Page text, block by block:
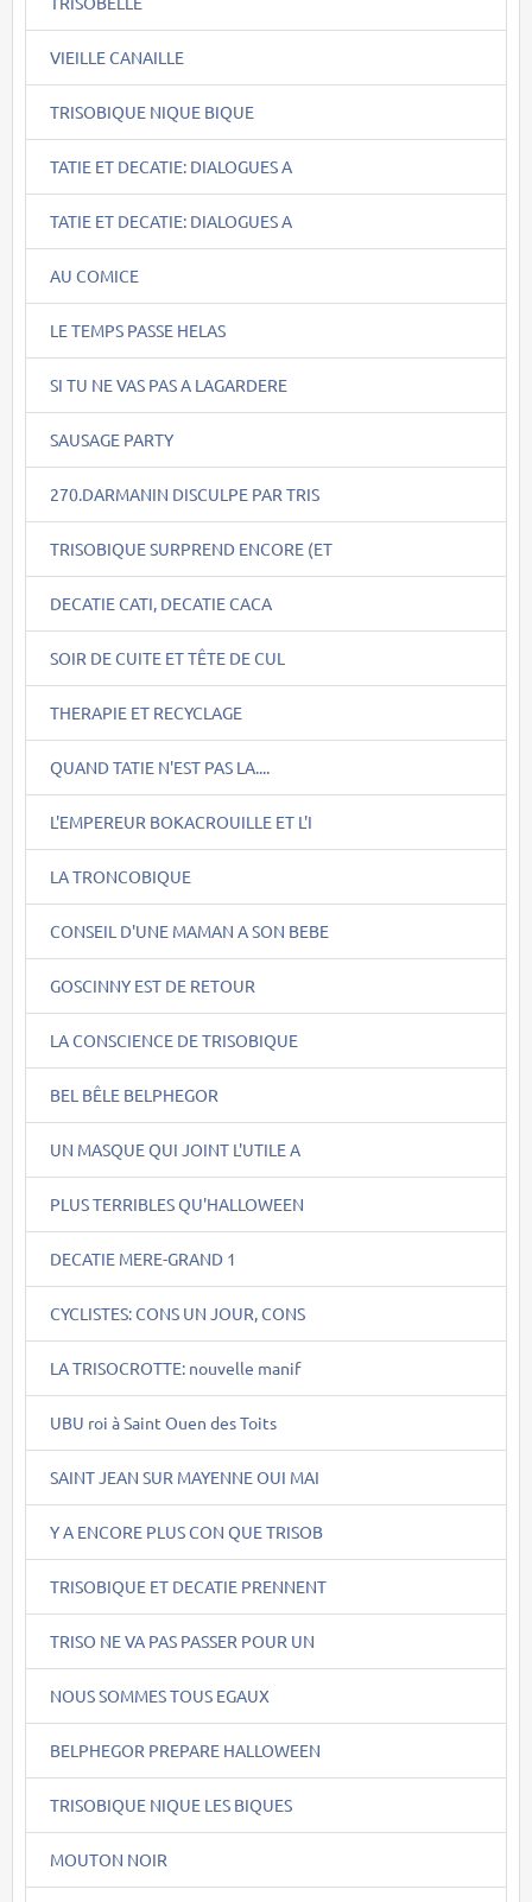
VIEILLE CANAILLE
TRISOBIQUE NIQUE BIQUE
TATIE ET DECATIE: DIALOGUES A
TATIE ET DECATIE: DIALOGUES A
AU COMICE
LE TEMPS PASSE HELAS
SI TU NE VAS PAS A LAGARDERE
SAUSAGE PARTY
270.DARMANIN DISCULPE PAR TRIS
TRISOBIQUE SURPREND ENCORE (ET
DECATIE CATI, DECATIE CACA
SOIR DE CUITE ET TÊTE DE CUL
THERAPIE ET RECYCLAGE
QUAND TATIE N'EST PAS LA....
L'EMPEREUR BOKACROUILLE ET L'I
LA TRONCOBIQUE
CONSEIL D'UNE MAMAN A SON BEBE
GOSCINNY EST DE RETOUR
LA CONSCIENCE DE TRISOBIQUE
BEL BÊLE BELPHEGOR
UN MASQUE QUI JOINT L'UTILE A
PLUS TERRIBLES QU'HALLOWEEN
DECATIE MERE-GRAND 1
CYCLISTES: CONS UN JOUR, CONS
LA TRISOCROTTE: nouvelle manif
UBU roi à Saint Ouen des Toits
SAINT JEAN SUR MAYENNE OUI MAI
Y A ENCORE PLUS CON QUE TRISOB
TRISOBIQUE ET DECATIE PRENNENT
TRISO NE VA PAS PASSER POUR UN
NOUS SOMMES TOUS EGAUX
BELPHEGOR PREPARE HALLOWEEN
TRISOBIQUE NIQUE LES BIQUES
MOUTON NOIR